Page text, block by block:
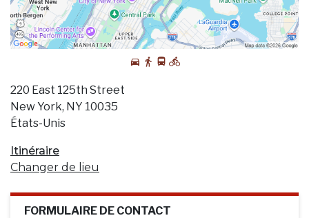
220 East 125th Street
New York, NY 10035
États-Unis
Itinéraire
Changer de lieu
FORMULAIRE DE CONTACT